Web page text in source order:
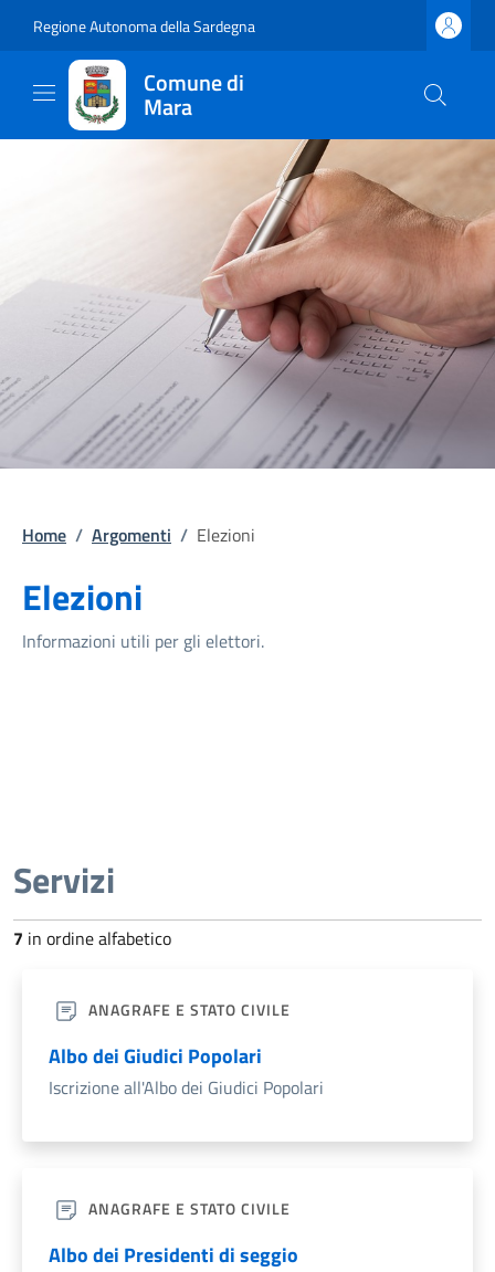
Regione Autonoma della Sardegna
Comune di
Mara
Home / Argomenti / Elezioni
Elezioni
Informazioni utili per gli elettori.
Servizi
7 in ordine alfabetico
ANAGRAFE E STATO CIVILE
Albo dei Giudici Popolari
Iscrizione all'Albo dei Giudici Popolari
ANAGRAFE E STATO CIVILE
Albo dei Presidenti di seggio